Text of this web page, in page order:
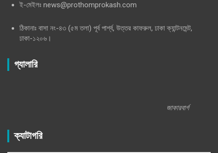
ই-মেইলঃ news@prothomprokash.com
ঠিকানাঃ বাসা নং-৪৩ (৫ম তলা) পূর্ব পার্শ্ব, উত্তর কাফরুল, ঢাকা ক্যান্টনমেন্ট,
ঢাকা-১২০৬।
গ্যালারি
জাকারবার্গ
ক্যাটাগরি